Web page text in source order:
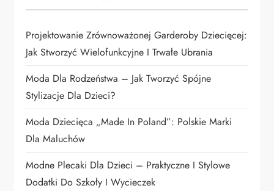
a
w
p
i
s
u
Projektowanie Zrównoważonej Garderoby Dziecięcej:
Jak Stworzyć Wielofunkcyjne I Trwałe Ubrania
Moda Dla Rodzeństwa – Jak Tworzyć Spójne
Stylizacje Dla Dzieci?
Moda Dziecięca „Made In Poland”: Polskie Marki
Dla Maluchów
Modne Plecaki Dla Dzieci – Praktyczne I Stylowe
Dodatki Do Szkoły I Wycieczek